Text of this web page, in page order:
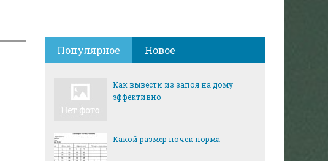
Популярное Новое
Как вывести из запоя на дому
эффективно
Какой размер почек норма